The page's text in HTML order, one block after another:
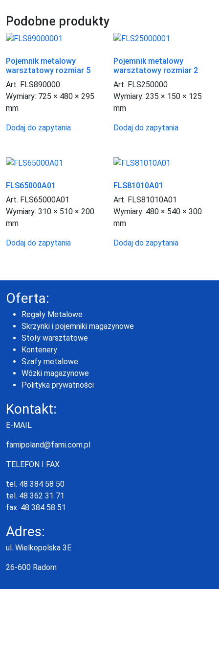
z
dodatkową
poprzeczką
Podobne produkty
Pojemnik metalowy
warsztatowy rozmiar 5
Art. FLS890000
Wymiary: 725 × 480 × 295
mm
Dodaj do zapytaniaprodukt
na
Pojemnik metalowy
warsztatowy rozmiar 2
Art. FLS250000
Wymiary:235 × 150 × 125
mm
Dodaj do zapytaniaprodukt
na
FLS65000A01
Art. FLS65000A01
Wymiary: 310 × 510 × 200
mm
Dodaj do zapytania
FLS81010A01
Art. FLS81010A01
Wymiary: 480 × 540 × 300
mm
Dodaj do zapytania
Oferta:
Regały Metalowe
Skrzynki i pojemniki magazynowe
Stoły warsztatowe
Kontenery
Szafy metalowe
Wózki magazynowe
Polityka prywatności
Kontakt:
E-MAIL
famipoland@fami.com.pl
TELEFON I FAX
tel. 48 384 58 50
tel. 48 362 31 71
fax. 48 384 58 51
Adres:
ul. Wielkopolska 3E
26-600 Radom